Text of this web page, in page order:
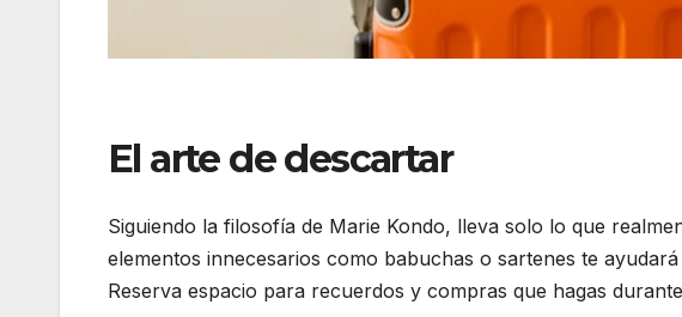
El arte de descartar
Siguiendo la filosofía de Marie Kondo, lleva solo lo que
elementos innecesarios como babuchas o sartenes te
Reserva espacio para recuerdos y compras que hagas